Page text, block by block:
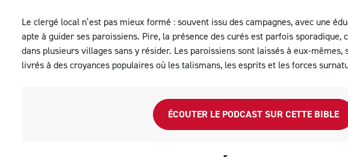
par email
Le clergé local n’est pas mieux formé : souvent issu des campagnes, avec une
apte à guider ses paroissiens. Pire, la présence des curés est parfois sporadique,
dans plusieurs villages sans y résider. Les paroissiens sont laissés à eux-
livrés à des croyances populaires où les talismans, les esprits et les forces
ÉCOUTER LE PODCAST SUR CETTE BIBLE